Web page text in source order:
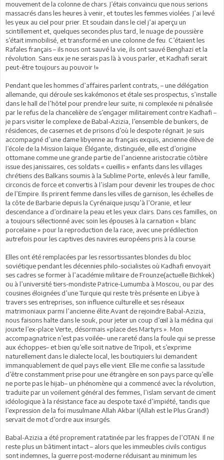
mouvement de la colonne de chars. J’étais convaincu que nous serions
massacrés dans les heures à venir, et toutes les femmes violées. J’ai levé
les yeux au ciel pour prier. Et soudain dans le ciel j’ai aperçu un
scintillement et, quelques secondes plus tard, le nuage de poussière
s’était immobilisé, et transformé en une colonne de feu. C’étaient les
Rafales français – ils nous ont sauvé la vie, ils ont sauvé Benghazi et la
révolution. Sans eux je ne serais pas là à vous parler, et Kadhafi serait
peut-être toujours au pouvoir !»
Pendant que les hommes d’affaires parlent contrats, – une délégation
allemande, qui déroule ses kakémonos et étale ses prospectus, s’installe
dans le hall de l’hôtel pour prendre leur suite, ni complexée ni pénalisée
par le refus de la chancelière de s’engager militairement contre Kadhafi –
je pars visiter le complexe de Babal-Azizia, l’ensemble de bunkers, de
résidences, de casernes et de prisons d’où le despote régnait. Je suis
accompagné d’une dame libyenne au français exquis, ancienne élève de
l’école de la Mission laïque. Élégante, distinguée, elle est d’origine
ottomane comme une grande partie de l’ancienne aristocratie côtière
issue des janissaires, ces soldats « cueillis » enfants dans les villages
chrétiens des Balkans soumis à la Sublime Porte, enlevés à leur famille,
circoncis de force et convertis à l’islam pour devenir les troupes de choc
de l’Empire. Ils prirent femme dans les villes de garnison, les échelles de
la côte de Barbarie depuis la Cyrénaïque jusqu’à l’Oranie, et leur
descendance a d’ordinaire la peau et les yeux clairs. Dans ces familles, on
a toujours sélectionné avec soin les épouses à la carnation « blanc
porcelaine » pour la reproduction de la race, avec une prédilection
autrefois pour les captives des navires européens pris à la course.
Elles ont été remplacées par les ressortissantes blondes du bloc
soviétique pendant les décennies philo-socialistes où Kadhafi envoyait
ses cadres se former à l’académie militaire de Frounze(actuelle Bichkek)
ou à l’université tiers-mondiste Patrice-Lumumba à Moscou, ou par des
cousines éloignées d’une Turquie qui reste très présente en Libye à
travers ses entreprises, son influence culturelle et ses réseaux
matrimoniaux parmi l’ancienne élite.Avant de rejoindre Babal-Azizia,
nous faisons halte dans le souk, pour jeter un coup d’œil à la médina qui
jouxte l’ex-place Verte, désormais «place des Martyrs ». Mon
accompagnatrice n’est pas voilée– une rareté dans la foule qui se presse
aux échoppes– et bien qu’elle soit native de Tripoli, et s’exprime
naturellement dans le dialecte local, les boutiquiers lui demandent
immanquablement de quel pays elle vient. Elle me confie sa lassitude
d’être constamment prise pour une étrangère en son pays parce qu’elle
ne porte pas le hijab– un phénomène qui a commencé avec la révolution,
traduite par un voilement général des femmes, l’islam servant de ciment
idéologique à la résistance face au despote taxé d’impiété, tandis que
l’expression de la foi musulmane Allah Akbar !(Allah est le Plus Grand!)
servait de mot d’ordre aux insurgés.
Babal-Azizia a été proprement ratatinée par les frappes de l’OTAN. Il ne
reste plus un bâtiment intact – alors que les immeubles civils contigus
sont indemnes, la guerre post-moderne réduisant au minimum les